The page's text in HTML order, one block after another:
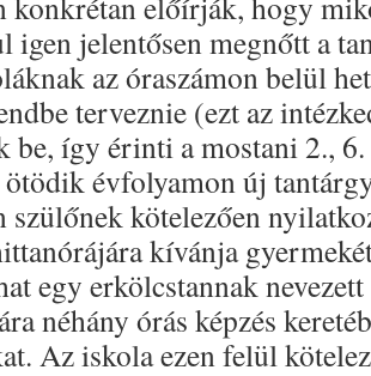
igen jelentősen megnőtt a
az óraszámon belül
terveznie (ezt az
be, így érinti a mostani 2.,
évfolyamon új
szülőnek kötelezően
kívánja
egy erkölcstannak
néhány órás képzés
Az iskola ezen felül